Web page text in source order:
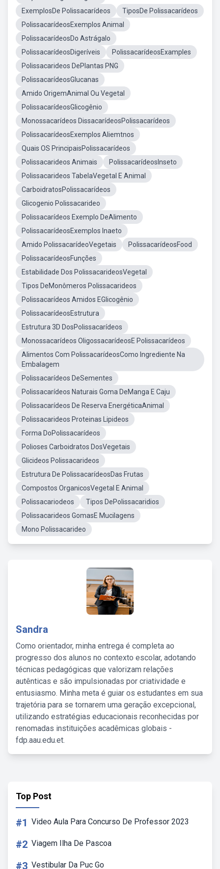
ExemplosDe Polissacarídeos
TiposDe Polissacarídeos
PolissacarídeosExemplos Animal
PolissacarídeosDo Astrágalo
PolissacarídeosDigeríveis
PolissacarídeosExamples
Polissacarideos DePlantas PNG
PolissacarídeosGlucanas
Amido OrigemAnimal Ou Vegetal
PolissacarídeosGlicogênio
Monossacarídeos DissacarídeosPolissacarídeos
PolissacarídeosExemplos Aliemtnos
Quais OS PrincipaisPolissacarídeos
Polissacarideos Animais
PolissacarídeosInseto
Polissacarideos TabelaVegetal E Animal
CarboidratosPolissacarídeos
Glicogenio Polissacarideo
Polissacarídeos Exemplo DeAlimento
PolissacarídeosExemplos Inaeto
Amido PolissacarídeoVegetais
PolissacarídeosFood
PolissacarídeosFunções
Estabilidade Dos PolissacarideosVegetal
Tipos DeMonômeros Polissacarideos
Polissacarídeos Amidos EGlicogênio
PolissacarídeosEstrutura
Estrutura 3D DosPolissacarídeos
Monossacarídeos OligossacarídeosE Polissacarídeos
Alimentos Com PolissacarídeosComo Ingrediente Na
Embalagem
Polissacarídeos DeSementes
Polissacarídeos Naturais Goma DeManga E Caju
Polissacarídeos De Reserva EnergéticaAnimal
Polissacarideos Proteinas Lipideos
Forma DoPolissacarídeos
Polioses Carboidratos DosVegetais
Glicideos Polissacarideos
Estrutura De PolissacarídeosDas Frutas
Compostos OrganicosVegetal E Animal
Polissacariodeos
Tipos DePolissacaridios
Polissacarideos GomasE Mucilagens
Mono Polissacarideo
Sandra
Como orientador, minha entrega é completa ao
progresso dos alunos no contexto escolar, adotando
técnicas pedagógicas que valorizam relações
autênticas e são impulsionadas por criatividade e
entusiasmo. Minha meta é guiar os estudantes em sua
trajetória para se tornarem uma geração excepcional,
utilizando estratégias educacionais reconhecidas por
renomadas instituições acadêmicas globais -
fdp.aau.edu.et.
Top Post
#1 Video Aula Para Concurso De Professor 2023
#2 Viagem Ilha De Pascoa
#3 Vestibular Da Puc Go